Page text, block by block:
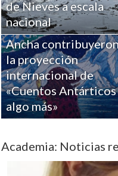
de Nieves a escala
nacional
Académicos de la
Universidad de
Ancha
la proyección
internacional de
«Cuentos Antárticos
algo más»
Academia: Noticias